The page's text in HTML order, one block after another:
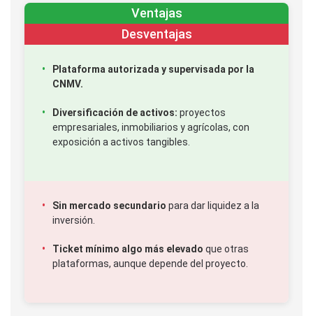
Ventajas
Desventajas
Plataforma autorizada y supervisada por la
CNMV.
Diversificación de activos: proyectos
empresariales, inmobiliarios y agrícolas, con
exposición a activos tangibles.
Sin mercado secundario para dar liquidez a la
inversión.
Ticket mínimo algo más elevado que otras
plataformas, aunque depende del proyecto.